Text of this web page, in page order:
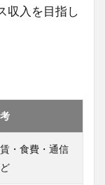
収入を目指し
・食費・通信